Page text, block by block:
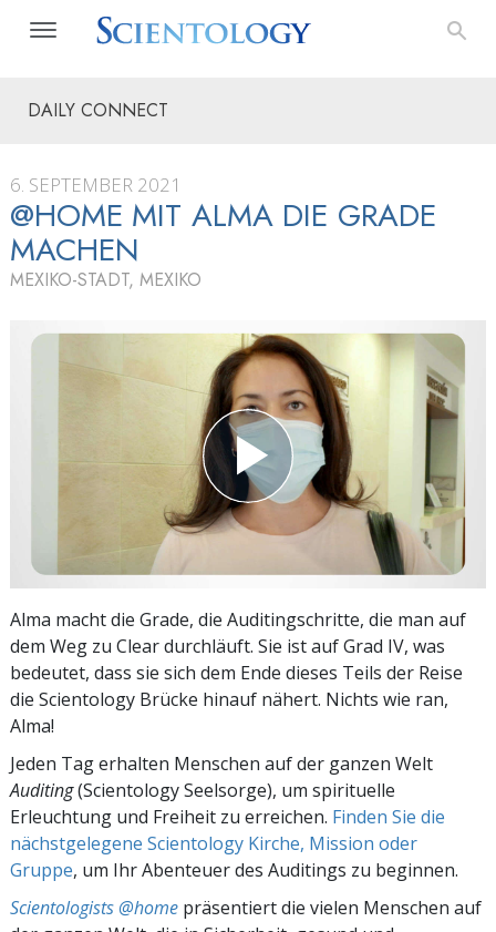
DAILY CONNECT
6. SEPTEMBER 2021
@HOME MIT ALMA DIE GRADE
MACHEN
MEXIKO-STADT, MEXIKO
Alma macht die Grade, die Auditingschritte, die man auf
dem Weg zu Clear durchläuft. Sie ist auf Grad IV, was
bedeutet, dass sie sich dem Ende dieses Teils der Reise
die Scientology Brücke hinauf nähert. Nichts wie ran,
Alma!
Jeden Tag erhalten Menschen auf der ganzen Welt
Auditing(Scientology Seelsorge), um spirituelle
Erleuchtung und Freiheit zu erreichen. Finden Sie die
nächstgelegene Scientology Kirche, Mission oder
Gruppe, um Ihr Abenteuer des Auditings zu beginnen.
Scientologists @home präsentiert die vielen Menschen auf